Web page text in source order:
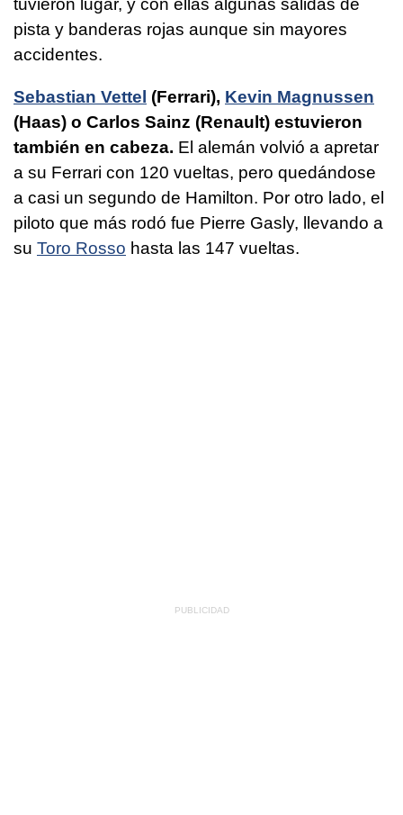
tuvieron lugar, y con ellas algunas salidas de
pista y banderas rojas aunque sin mayores
accidentes.
Sebastian Vettel (Ferrari), Kevin Magnussen
(Haas) o Carlos Sainz (Renault) estuvieron
también en cabeza. El alemán volvió a apretar
a su Ferrari con 120 vueltas, pero quedándose
a casi un segundo de Hamilton. Por otro lado, el
piloto que más rodó fue Pierre Gasly, llevando a
su Toro Rosso hasta las 147 vueltas.